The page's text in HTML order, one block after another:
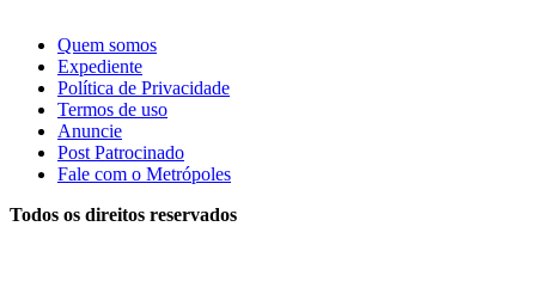
Quem somos
Expediente
Política de Privacidade
Termos de uso
Anuncie
Post Patrocinado
Fale com o Metrópoles
Todos os direitos reservados